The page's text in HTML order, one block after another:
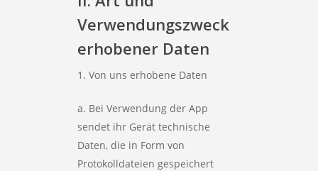
Verwendungszweck
erhobener Daten
1. Von uns erhobene Daten
a. Bei Verwendung der App
sendet ihr Gerät technische
Daten, die in Form von
Protokolldateien gespeichert